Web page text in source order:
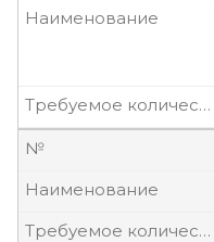
Наименование
Требуемое количество, шт.
№
Наименование
Требуемое количество, шт.